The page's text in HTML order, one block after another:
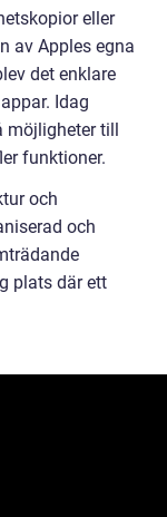
eller
av Apples egna
det enklare
Idag
till
funktioner.
och
och
plats där ett